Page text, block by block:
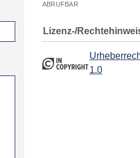
ABRUFBAR
Lizenz-/
1.0